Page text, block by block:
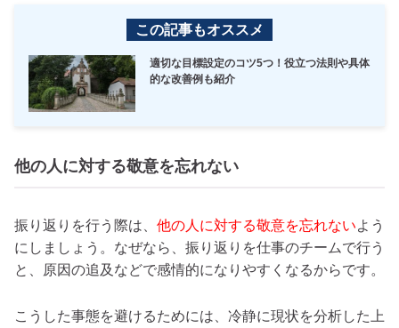
この記事もオススメ
適切な目標設定のコツ5つ！役立つ法則や具体
的な改善例も紹介
他の人に対する敬意を忘れない
振り返りを行う際は、 他の人に対する敬意を忘れないよう
にしましょう。なぜなら、振り返りを仕事のチームで行う
と、原因の追及などで感情的になりやすくなるからです。
こうした事態を避けるためには、冷静に現状を分析した上